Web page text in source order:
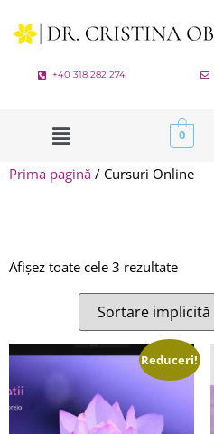
+40 318 282 274
0
Prima pagină / Cursuri Online
Afișez toate cele 3 rezultate
Reduceri!